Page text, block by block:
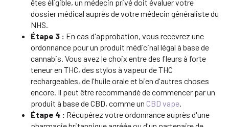
êtes éligible, un médecin privé doit évaluer votre
dossier médical auprès de votre médecin généraliste du
NHS.
Étape 3 : En cas d'approbation, vous recevrez une
ordonnance pour un produit médicinal légal à base de
cannabis. Vous avez le choix entre des fleurs à forte
teneur en THC, des stylos à vapeur de THC
rechargeables, de l'huile orale et bien d'autres choses
encore. Il peut être recommandé de commencer par un
produit à base de CBD, comme un CBD vape.
Étape 4 : Récupérez votre ordonnance auprès d'une